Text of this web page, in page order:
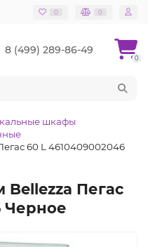
0 0
8 (499) 289-86-49
0
шкафы
60 L 4610409002046
Пегас
Черное